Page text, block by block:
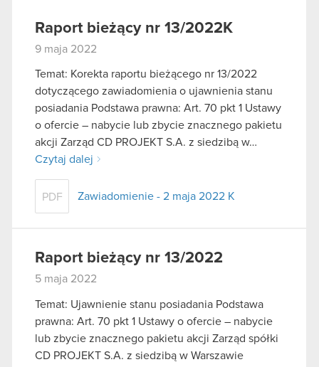
Raport bieżący nr 13/2022K
9 maja 2022
Temat: Korekta raportu bieżącego nr 13/2022
dotyczącego zawiadomienia o ujawnienia stanu
posiadania Podstawa prawna: Art. 70 pkt 1 Ustawy
o ofercie – nabycie lub zbycie znacznego pakietu
akcji Zarząd CD PROJEKT S.A. z siedzibą w…
Czytaj dalej
PDF Zawiadomienie - 2 maja 2022 K
Raport bieżący nr 13/2022
5 maja 2022
Temat: Ujawnienie stanu posiadania Podstawa
prawna: Art. 70 pkt 1 Ustawy o ofercie – nabycie
lub zbycie znacznego pakietu akcji Zarząd spółki
CD PROJEKT S.A. z siedzibą w Warszawie